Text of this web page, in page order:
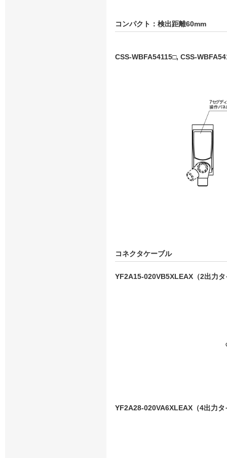
コンパクト：検出距離60mm
CSS-WBFA54115□, CSS-
コネクタケーブル
YF2A15-020VB5XLEAX（2出力タ
YF2A28-020VA6XLEAX（4出力タ